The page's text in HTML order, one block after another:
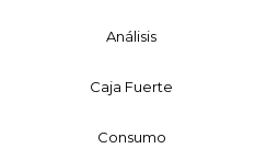
Análisis
Caja Fuerte
Consumo